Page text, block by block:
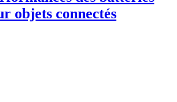
objets connectés